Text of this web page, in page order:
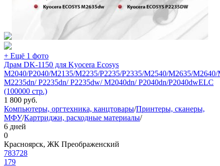
+ Ещё 1 фото
Драм DK-1150 для Kyocera Ecosys
M2040/P2040/M2135/M2235/P2235/P2335/M2540/M2635/
M2235dn/ P2235dn/ P2235dw/ M2040dn/ P2040dn/P2040dwELC
(100000 стр.)
1 800 руб.
Компьютеры, оргтехника, канцтовары/Принтеры, сканеры,
МФУ/Картриджи, расходные материалы/
6 дней
0
Красноярск, ЖК Преображенский
783728
179